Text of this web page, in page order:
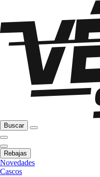
Buscar
Rebajas
Novedades
Cascos